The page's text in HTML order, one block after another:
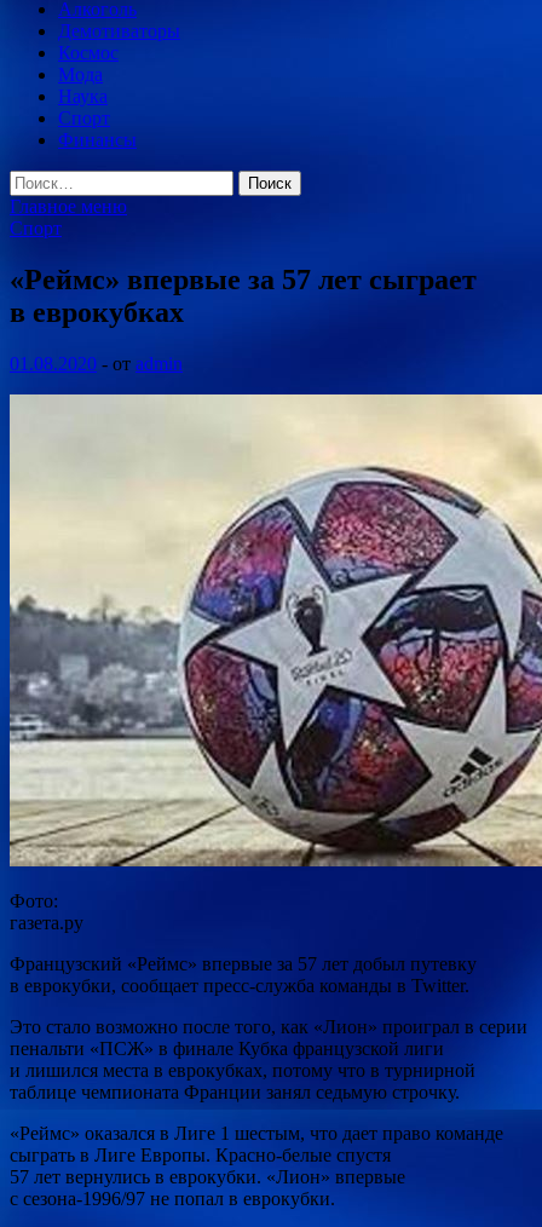
Алкоголь
Демотиваторы
Космос
Мода
Наука
Спорт
Финансы
Найти:
Главное меню
Спорт
«Реймс» впервые за 57 лет сыграет
в еврокубках
01.08.2020 - от admin
Фото:
газета.ру
Французский «Реймс» впервые за 57 лет добыл путевку
в еврокубки, сообщает пресс-служба команды в Twitter.
Это стало возможно после того, как «Лион» проиграл в серии
пенальти «ПСЖ» в финале Кубка французской лиги
и лишился места в еврокубках, потому что в турнирной
таблице чемпионата Франции занял седьмую строчку.
«Реймс» оказался в Лиге 1 шестым, что дает право команде
сыграть в Лиге Европы. Красно-белые спустя
57 лет вернулись в еврокубки. «Лион» впервые
с сезона-1996/97 не попал в еврокубки.